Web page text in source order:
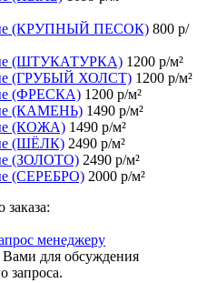
(КРУПНЫЙ ПЕСОК) 800 р/
(ШТУКАТУРКА) 1200 р/м²
(ГРУБЫЙ ХОЛСТ) 1200 р/м²
(ФРЕСКА) 1200 р/м²
(КАМЕНЬ) 1490 р/м²
(КОЖА) 1490 р/м²
(ШЁЛК) 2490 р/м²
(ЗОЛОТО) 2490 р/м²
(СЕРЕБРО) 2000 р/м²
менеджеру
для обсуждения
запроса.